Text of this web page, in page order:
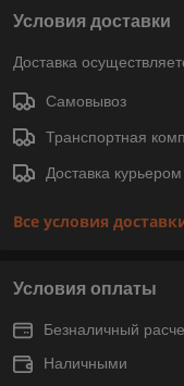
Условия доставки
Доставка
Самовывоз
Транспортная
Доставка
Все условия
Условия оплаты
Безналичный
Наличными